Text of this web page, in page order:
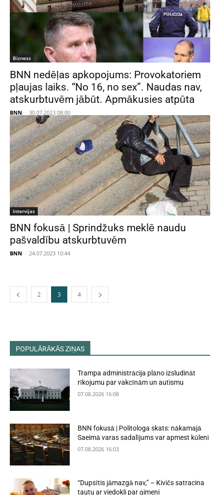
Bizness
BNN nedēļas apkopojums: Provokatoriem
pļaujas laiks. “No 16, no sex”. Naudas nav,
atskurbtuvēm jābūt. Apmākusies atpūta
BNN - 30.07.2023 08:00
Intervijas
BNN fokusā | Sprindžuks meklē naudu
pašvaldību atskurbtuvēm
BNN - 24.07.2023 10:44
2 3 4
POPULĀRĀKĀS ZIŅAS
Trampa administrācija plāno izsludināt
rīkojumu par vakcīnām un autismu
07.08.2026 16:08
BNN fokusā | Politologa skats: nākamajā
Saeimā varas sadalījums var apmest kūleni
07.08.2026 16:03
“Dupsītis jāmazgā nav,” – Kivičs satracina
tautu ar viedokli par ģimeni